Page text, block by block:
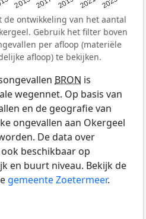
de ontwikkeling van het aantal
Gebruik het filter boven
per afloop (materiële
afloop) te bekijken.
BRON is
wegennet. Op basis van
en de geografie van
ongevallen aan Okergeel
De data over
beschikbaar op
en buurt niveau. Bekijk de
gemeente Zoetermeer.